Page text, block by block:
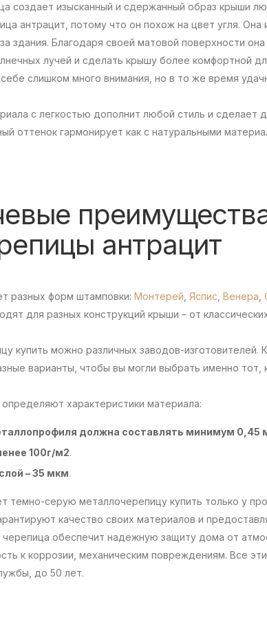
создает изысканный и сдержанный образ крыши
антрацит, потому что он похож на цвет угля. Она
здания. Благодаря своей матовой поверхности
лучей и сделать крышу более комфортной
слишком много внимания, но в то же время
с легкостью дополнит любой стиль и сделает
оттенок гармонирует как с натуральными
антрацит
разных форм штамповки: Монтерей, Яспис, Венера,
для разных конструкций крыши – от
купить можно различных заводов-изготовителей.
варианты, чтобы вы могли выбрать именно
характеристики материала:
должна составлять минимум 0,45
100г/м2.
– 35 мкм.
темно-серую металлочерепицу купить только у
качество своих материалов и
черепица обеспечит надежную защиту дома от
к коррозии, механическим повреждениям. Все
до 50 лет.